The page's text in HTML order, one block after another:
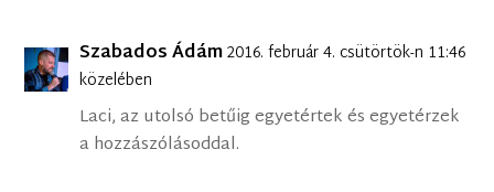
Szabados Ádám2016. február 4. csütörtök-n 11:46
közelében
Laci, az utolsó betűig egyetértek és egyetérzek
a hozzászólásoddal.